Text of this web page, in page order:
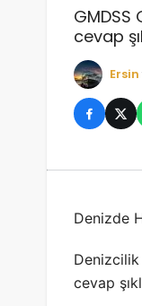
GMDSS
cevap
Ersin
Denizde
Denizcilik
cevap